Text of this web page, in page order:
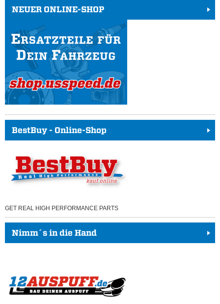
NEUER ONLINE-SHOP
BestBuy - Online-Shop
GET REAL HIGH PERFORMANCE PARTS
Nimm´s in die Hand